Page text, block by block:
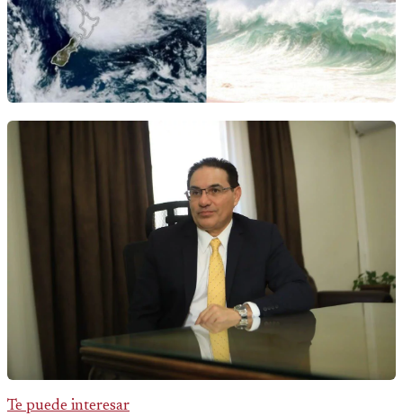
Te puede interesar